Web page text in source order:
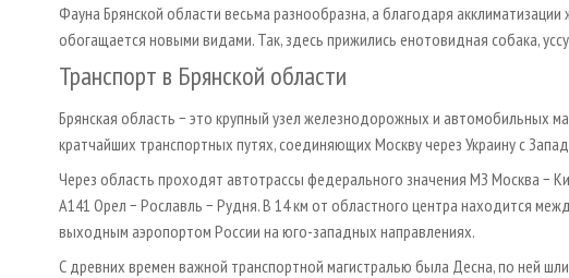
Фауна Брянской области весьма разнообразна, а благодаря
обогащается новыми видами. Так, здесь прижились енотовидная собака,
Транспорт в Брянской области
Брянская область − это крупный узел железнодорожных и автомобильных
кратчайших транспортных путях, соединяющих Москву через Украину с
Через область проходят автотрассы федерального значения МЗ Москва −
А141 Орел − Рославль − Рудня. В 14 км от областного центра находится
выходным аэропортом России на юго-западных направлениях.
С древних времен важной транспортной магистралью была Десна, по ней